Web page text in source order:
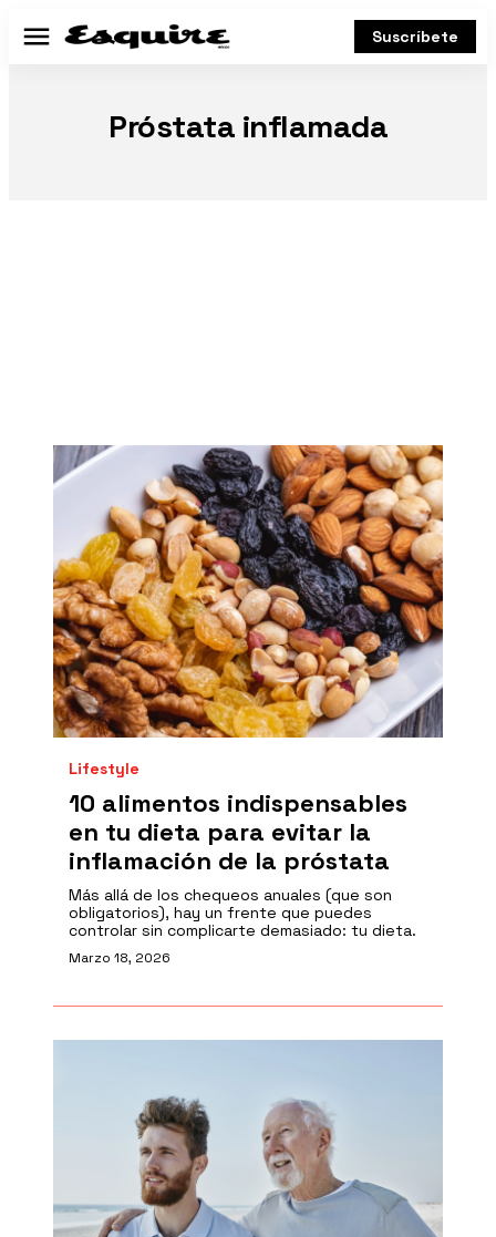
Menú Suscríbete
Próstata inflamada
Lifestyle
10 alimentos indispensables
en tu dieta para evitar la
inflamación de la próstata
Más allá de los chequeos anuales (que son
obligatorios), hay un frente que puedes
controlar sin complicarte demasiado: tu dieta.
Marzo 18, 2026